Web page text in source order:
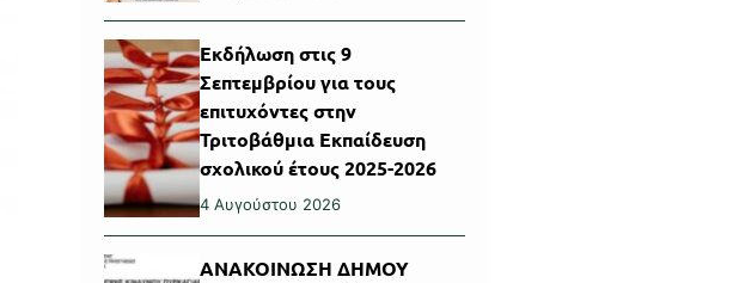
Εκδήλωση στις 9
Σεπτεμβρίου για τους
επιτυχόντες στην
Τριτοβάθμια Εκπαίδευση
σχολικού έτους 2025-2026
4 Αυγούστου 2026
ΑΝΑΚΟΙΝΩΣΗ ΔΗΜΟΥ